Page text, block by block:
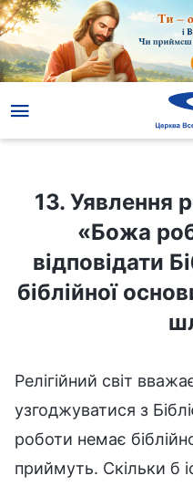
13. Уявлення
«Божа
відповідати
біблійної
Релігійний світ
узгоджуватися з
роботи немає
приймуть. Скільки б